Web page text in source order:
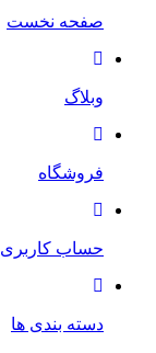
صفحه نخست
وبلاگ
فروشگاه
حساب کاربری
دسته بندی ها